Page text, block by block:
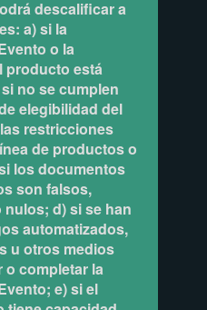
descalificar a
a) si la
o la
producto está
no se cumplen
elegibilidad del
restricciones
de productos o
los documentos
son falsos,
d) si se han
automatizados,
u otros medios
completar la
e) si el